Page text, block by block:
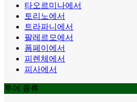
타오르미나에서
토리노에서
트라파니에서
팔레르모에서
폼페이에서
피렌체에서
피사에서
투어 종류